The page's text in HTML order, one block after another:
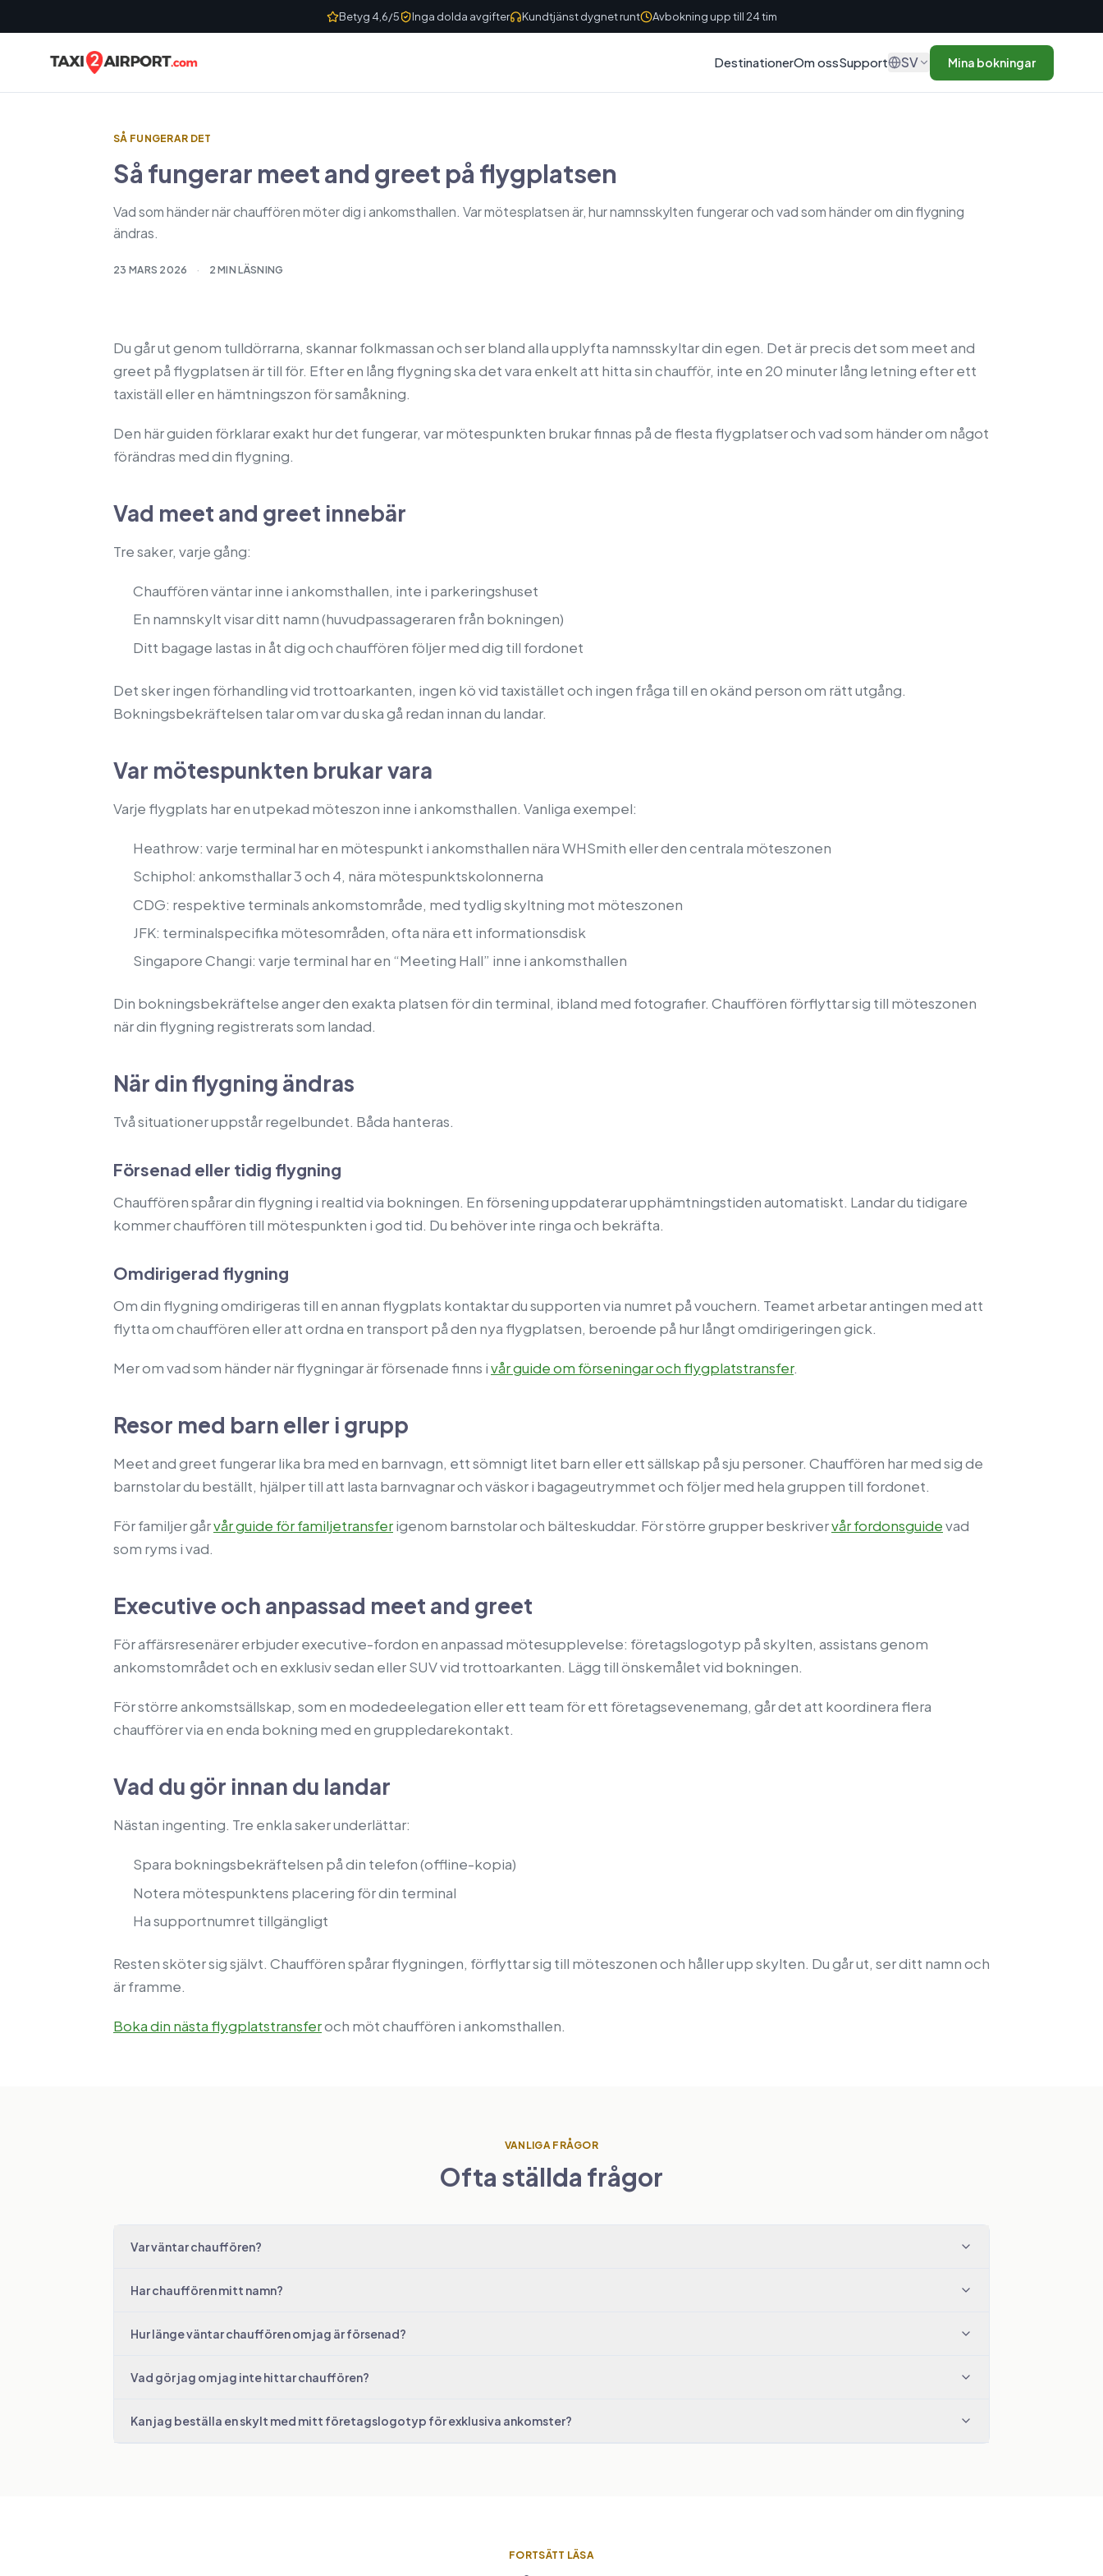
Betyg 4,6/5 Inga dolda avgifter Kundtjänst dygnet runt Avbokning upp till 24 tim
DestinationerOm ossSupport SV Mina bokningar
SÅ FUNGERAR DET
Så fungerar meet and greet på flygplatsen
Vad som händer när chauffören möter dig i ankomsthallen. Var mötesplatsen är, hur namnsskylten fungerar och vad som händer om din flygning
ändras.
23 MARS 2026 · 2 MIN LÄSNING
Du går ut genom tulldörrarna, skannar folkmassan och ser bland alla upplyfta namnsskyltar din egen. Det är precis det som meet and
greet på flygplatsen är till för. Efter en lång flygning ska det vara enkelt att hitta sin chaufför, inte en 20 minuter lång letning efter ett
taxiställ eller en hämtningszon för samåkning.
Den här guiden förklarar exakt hur det fungerar, var mötespunkten brukar finnas på de flesta flygplatser och vad som händer om något
förändras med din flygning.
Vad meet and greet innebär
Tre saker, varje gång:
Chauffören väntar inne i ankomsthallen, inte i parkeringshuset
En namnskylt visar ditt namn (huvudpassageraren från bokningen)
Ditt bagage lastas in åt dig och chauffören följer med dig till fordonet
Det sker ingen förhandling vid trottoarkanten, ingen kö vid taxistället och ingen fråga till en okänd person om rätt utgång.
Bokningsbekräftelsen talar om var du ska gå redan innan du landar.
Var mötespunkten brukar vara
Varje flygplats har en utpekad möteszon inne i ankomsthallen. Vanliga exempel:
Heathrow: varje terminal har en mötespunkt i ankomsthallen nära WHSmith eller den centrala möteszonen
Schiphol: ankomsthallar 3 och 4, nära mötespunktskolonnerna
CDG: respektive terminals ankomstområde, med tydlig skyltning mot möteszonen
JFK: terminalspecifika mötesområden, ofta nära ett informationsdisk
Singapore Changi: varje terminal har en “Meeting Hall” inne i ankomsthallen
Din bokningsbekräftelse anger den exakta platsen för din terminal, ibland med fotografier. Chauffören förflyttar sig till möteszonen
när din flygning registrerats som landad.
När din flygning ändras
Två situationer uppstår regelbundet. Båda hanteras.
Försenad eller tidig flygning
Chauffören spårar din flygning i realtid via bokningen. En försening uppdaterar upphämtningstiden automatiskt. Landar du tidigare
kommer chauffören till mötespunkten i god tid. Du behöver inte ringa och bekräfta.
Omdirigerad flygning
Om din flygning omdirigeras till en annan flygplats kontaktar du supporten via numret på vouchern. Teamet arbetar antingen med att
flytta om chauffören eller att ordna en transport på den nya flygplatsen, beroende på hur långt omdirigeringen gick.
Mer om vad som händer när flygningar är försenade finns ivår guide om förseningar och flygplatstransfer.
Resor med barn eller i grupp
Meet and greet fungerar lika bra med en barnvagn, ett sömnigt litet barn eller ett sällskap på sju personer. Chauffören har med sig de
barnstolar du beställt, hjälper till att lasta barnvagnar och väskor i bagageutrymmet och följer med hela gruppen till fordonet.
För familjer gårvår guide för familjetransferigenom barnstolar och bälteskuddar. För större grupper beskrivervår fordonsguidevad
som ryms i vad.
Executive och anpassad meet and greet
För affärsresenärer erbjuder executive-fordon en anpassad mötesupplevelse: företagslogotyp på skylten, assistans genom
ankomstområdet och en exklusiv sedan eller SUV vid trottoarkanten. Lägg till önskemålet vid bokningen.
För större ankomstsällskap, som en modedeelegation eller ett team för ett företagsevenemang, går det att koordinera flera
chaufförer via en enda bokning med en gruppledarekontakt.
Vad du gör innan du landar
Nästan ingenting. Tre enkla saker underlättar:
Spara bokningsbekräftelsen på din telefon (offline-kopia)
Notera mötespunktens placering för din terminal
Ha supportnumret tillgängligt
Resten sköter sig självt. Chauffören spårar flygningen, förflyttar sig till möteszonen och håller upp skylten. Du går ut, ser ditt namn och
är framme.
Boka din nästa flygplatstransferoch möt chauffören i ankomsthallen.
VANLIGA FRÅGOR
Ofta ställda frågor
Var väntar chauffören?
Har chauffören mitt namn?
Hur länge väntar chauffören om jag är försenad?
Vad gör jag om jag inte hittar chauffören?
Kan jag beställa en skylt med mitt företagslogotyp för exklusiva ankomster?
FORTSÄTT LÄSA